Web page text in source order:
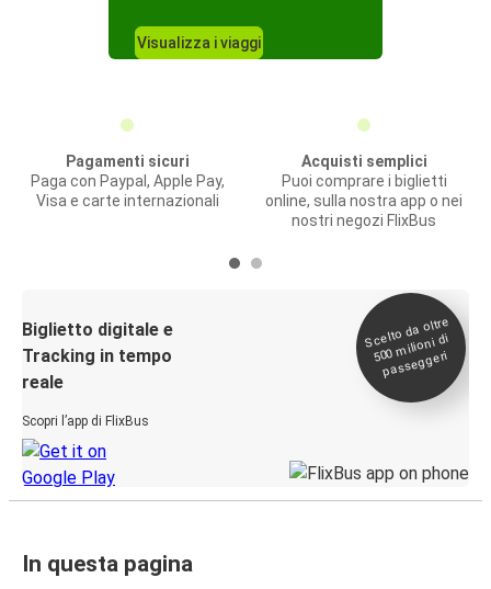
Visualizza i viaggi
Pagamenti sicuri
Paga con Paypal, Apple Pay,
Visa e carte internazionali
Acquisti semplici
Puoi comprare i biglietti
online, sulla nostra app o nei
nostri negozi FlixBus
Biglietto digitale e
Tracking in tempo
reale
Scopri l’app di FlixBus
Scelto da oltre
500
milioni di
passeggeri
In questa pagina